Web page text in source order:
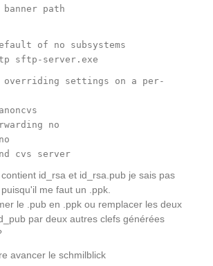
path
of no subsystems
sftp-server.exe
overriding settings on a per-
no
cvs server
id_rsa et id_rsa.pub je sais pas
me faut un .ppk.
le .pub en .ppk ou remplacer les deux
par deux autres clefs générées
avancer le schmilblick